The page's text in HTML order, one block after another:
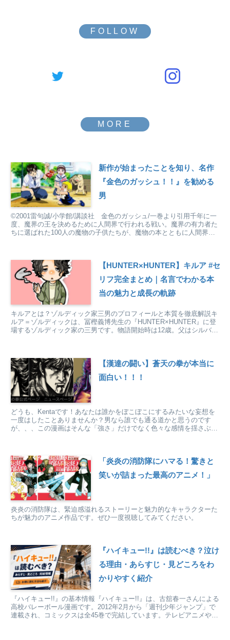
新作が始まったことを知り、名作
『金色のガッシュ！！』を勧める
男
©️2001雷句誠/小学館/講談社 金色のガッシュ/一巻より引用千年に一
度、魔界の王を決めるために人間界で行われる戦い。魔界の有力者た
ちに選ばれた100人の魔物の子供たちが、魔物の本とともに人間界に
【HUNTER×HUNTER】キルア #セ
リフ完全まとめ｜名言でわかる本
当の魅力と成長の軌跡
キルアとは？ゾルディック家三男のプロフィールと本質を徹底解説キ
ルア＝ゾルディックは、冨樫義博先生の『HUNTER×HUNTER』に登
場するゾルディック家の三男です。物語開始時は12歳。父はシルバ、
【漢達の闘い】蒼天の拳が本当に
面白い！！！
どうも、Kentaです！あなたは誰かをぼこぼこにするみたいな妄想を
一度はしたことありませんか？男なら誰でも通る道かと思うのです
が、、、この漫画はそんな「強さ」だけでなく色々な感情を揺さぶる
「炎炎の消防隊にハマる！驚きと
笑いが詰まった最高のアニメ！」
炎炎の消防隊は、緊迫感溢れるストーリーと魅力的なキャラクターた
ちが魅力のアニメ作品です。ぜひ一度視聴してみてください。
『ハイキュー!!』は読むべき？泣け
る理由・あらすじ・見どころをわ
かりやすく紹介
『ハイキュー!!』の基本情報『ハイキュー!!』は、古舘春一さんによる
高校バレーボール漫画です。2012年2月から「週刊少年ジャンプ」で
連載され、コミックスは全45巻で完結しています。テレビアニメや劇